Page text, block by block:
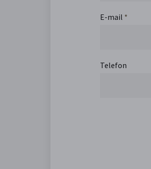
E-mail *
Telefon